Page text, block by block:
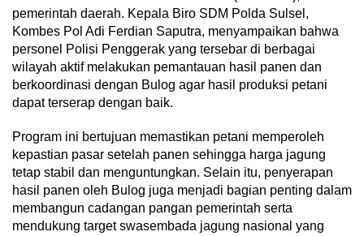
pemerintah daerah. Kepala Biro SDM Polda Sulsel,
Kombes Pol Adi Ferdian Saputra, menyampaikan bahwa
personel Polisi Penggerak yang tersebar di berbagai
wilayah aktif melakukan pemantauan hasil panen dan
berkoordinasi dengan Bulog agar hasil produksi petani
dapat terserap dengan baik.
Program ini bertujuan memastikan petani memperoleh
kepastian pasar setelah panen sehingga harga jagung
tetap stabil dan menguntungkan. Selain itu, penyerapan
hasil panen oleh Bulog juga menjadi bagian penting dalam
membangun cadangan pangan pemerintah serta
mendukung target swasembada jagung nasional yang